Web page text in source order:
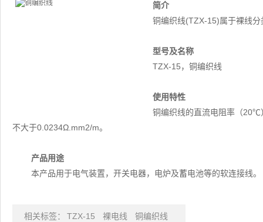
简介
铜编织线(TZX-15)属于裸线
型号及名称
TZX-15，铜编织线
使用特性
铜编织线的直流电阻率（
不大于0.0234Ω.mm2/m。
产品用途
本产品用于电气装置，开关电器，电炉及蓄电池等的软连接线。
相关标签： TZX-15 裸电线 铜编织线